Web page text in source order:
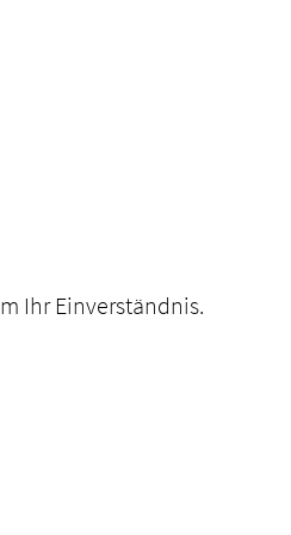
Ihr Einverständnis.